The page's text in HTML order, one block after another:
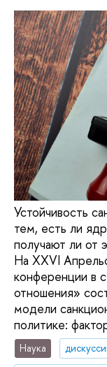
Устойчивость
тем, есть ли
получают ли от
На ХХVI
конференции в
отношения»
модели
политике:
Наука